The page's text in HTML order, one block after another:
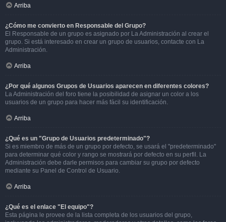
Arriba
¿Cómo me convierto en Responsable del Grupo?
El Responsable de un grupo es asignado por La Administración al crear el
grupo. Si está interesado en crear un grupo de usuarios, contacte con La
Administración.
Arriba
¿Por qué algunos Grupos de Usuarios aparecen en diferentes colores?
La Administración del foro tiene la posibilidad de asignar un color a los
usuarios de un grupo para hacer más fácil su identificación.
Arriba
¿Qué es un "Grupo de Usuarios predeterminado"?
Si es miembro de más de un grupo por defecto, se usará el "predeterminado"
para determinar qué color y rango se mostrará por defecto en su perfil. La
Administración debe darle permisos para cambiar su grupo por defecto
mediante su Panel de Control de Usuario.
Arriba
¿Qué es el enlace "El equipo"?
Esta página le provee de la lista completa de los usuarios del grupo,